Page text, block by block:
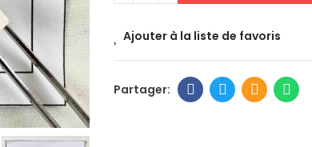
Ajouter à la liste de favoris